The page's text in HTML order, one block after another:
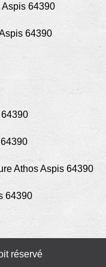
Aspis 64390
64390
Athos Aspis 64390
64390
réservé